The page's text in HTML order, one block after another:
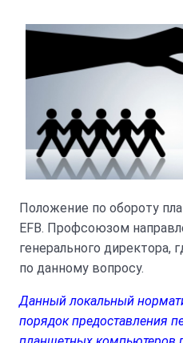
Положение по обороту
EFB. Профсоюзом
генерального директора,
по данному вопросу.
Данный локальный
порядок предоставления